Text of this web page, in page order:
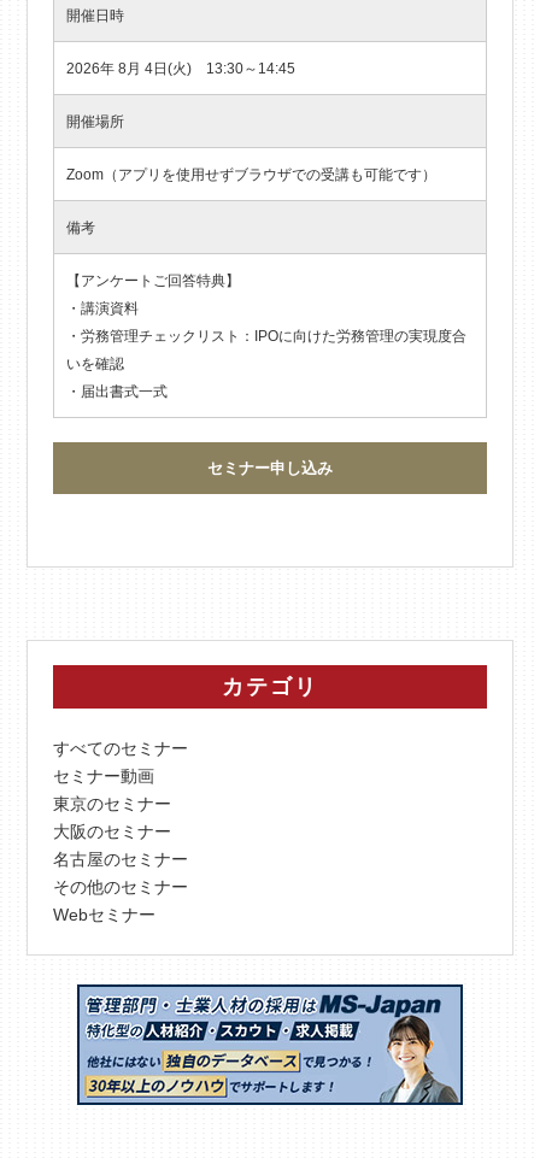
開催日時
2026年 8月 4日(火) 13:30～14:45
開催場所
Zoom（アプリを使用せずブラウザでの受講も可能です）
備考
【アンケートご回答特典】
・講演資料
・労務管理チェックリスト：IPOに向けた労務管理の実現度合
いを確認
・届出書式一式
セミナー申し込み
カテゴリ
すべてのセミナー
セミナー動画
東京のセミナー
大阪のセミナー
名古屋のセミナー
その他のセミナー
Webセミナー